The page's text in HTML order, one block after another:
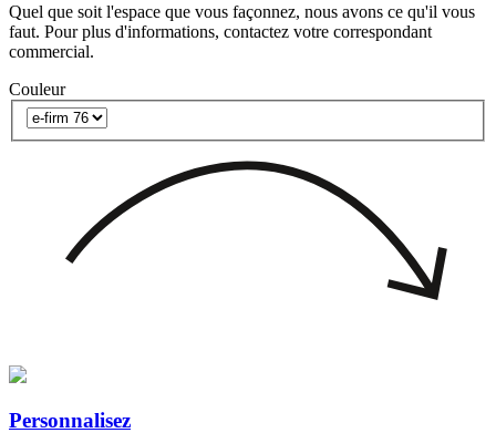
Quel que soit l'espace que vous façonnez, nous avons ce qu'il vous
faut. Pour plus d'informations, contactez votre correspondant
commercial.
Couleur
Personnalisez